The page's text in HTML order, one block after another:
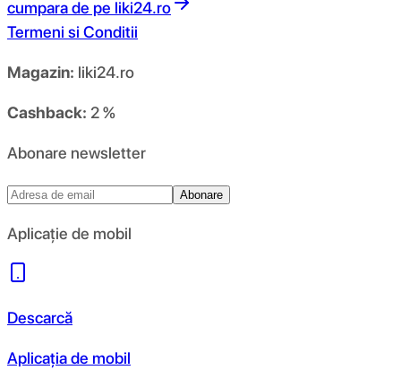
cumpara de pe liki24.ro
Termeni si Conditii
Magazin: liki24.ro
Cashback: 2 %
Abonare newsletter
Abonare
Aplicație de mobil
Descarcă
Aplicația de mobil